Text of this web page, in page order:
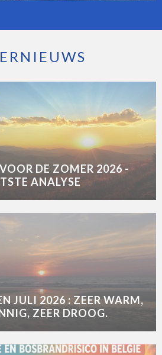
DE ZOMER 2026 -
ANALYSE
JULI 2026 : ZEER WARM,
ZEER DROOG.